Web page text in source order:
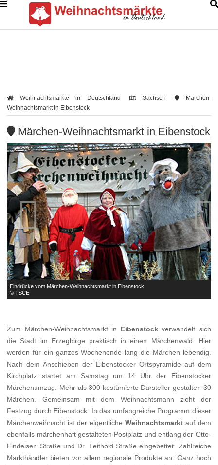
Weihnachtsmärkte in Deutschland Sachsen
Märchen-
Weihnachtsmarkt in Eibenstock
Märchen-Weihnachtsmarkt in Eibenstock
Eindrücke vom Märchen-Weihnachtsmarkt in Eibenstock
© TSCE
 
Zum Märchen-Weihnachtsmarkt in Eibenstockverwandelt sich
die Stadt im Erzegbirge praktisch in einen Märchenwald. Hier
werden für ein ganzes Wochenende lang die Märchen lebendig.
Nach dem Anschieben der Eibenstocker Ortspyramide auf dem
Kirchplatz startet am Samstag um 14 Uhr der Eibenstocker
Märchenumzug. Mehr als 300 kostümierte Darsteller gestalten 30
Märchen. Gemeinsam mit dem Weihnachtsmann zieht der
Festzug durch Eibenstock. In das umfangreiche Programm dieser
Märchenweihnacht ist der eigentliche Weihnachtsmarktauf dem
ebenfalls märchenhaft gestalteten Postplatz und entlang der Otto-
Findeisen Straße und Dr. Leithold Straße eingebettet. Zahlreiche
Markthändler bieten vor allem regionale Produkte an. Ganz hoch